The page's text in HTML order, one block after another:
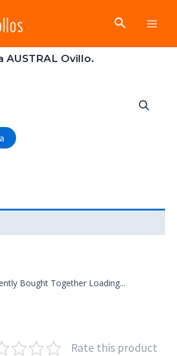
Buscar
AUSTRAL Ovillo.
Bought Together Loading...
Rate this product